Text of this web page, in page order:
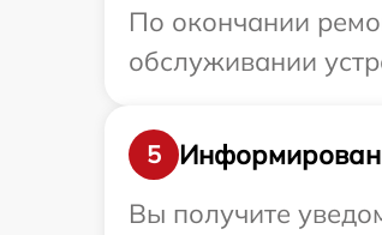
По окончании
обслуживании
5
Вы получите